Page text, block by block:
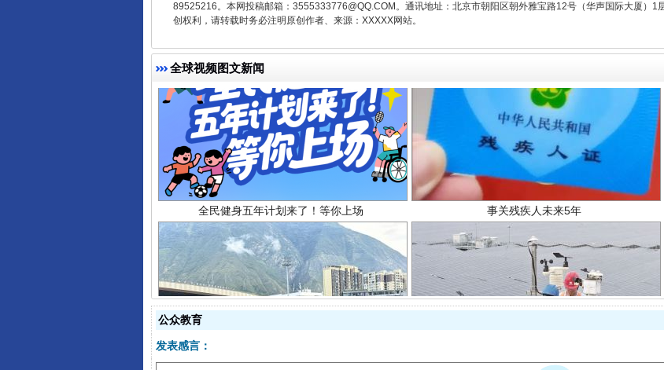
89525216。本网投稿邮箱：3555333776@QQ.COM。通讯地址：北京市朝阳区朝外雅宝路12号（华声国际大厦）1
创权利，请转载时务必注明原创作者、来源：XXXXX网站。
全球视频图文新闻
全民健身五年计划来了！等你上场 事关残疾人未来5年
阿坝州三大球赛在茂县开幕 规模最大的光氢储一体化项目
公众教育
发表感言：